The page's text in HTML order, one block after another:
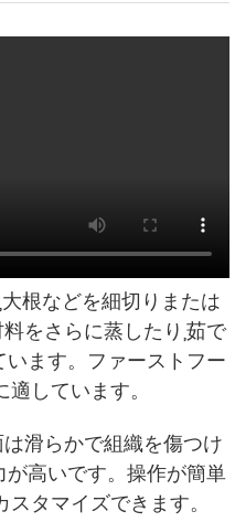
根などを細切りまたは
をさらに蒸したり,茹で
ます。ファーストフー
しています。
滑らかで組織を傷つけ
高いです。操作が簡単
タマイズできます。